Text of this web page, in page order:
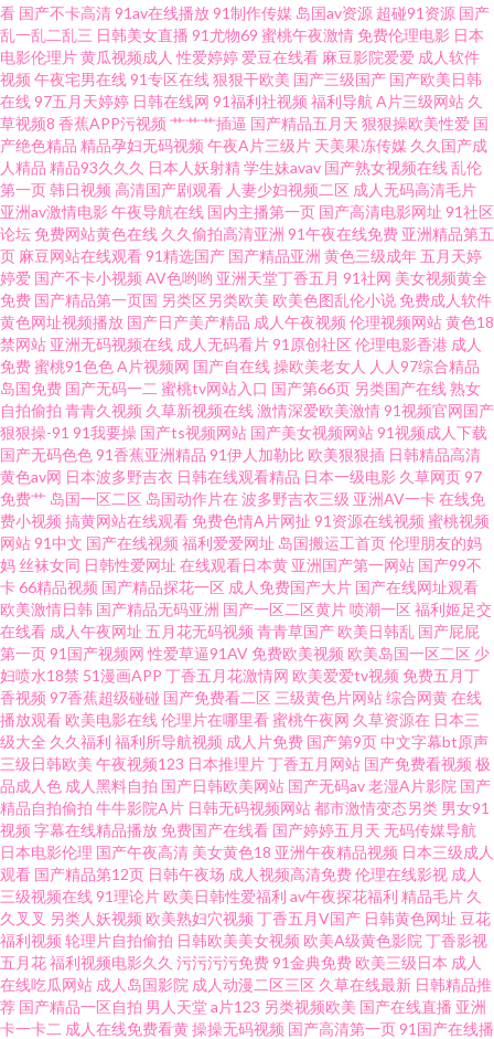
第1页 海角乱子伦 亚洲图片欧美 久草超爱 好片在线看 丁香色五月手机版 久久
男人资源av 在线看黄专用网站 91乱子伦国产精 青青草最新网址 欧美透明视
频一区 91熊猫视频 人人超碰网 草美女bb wwwav五月天 日韩欧美狠狠色五月
性爱剧场 成人免费在线观看AV 无码专区第一页 精品日韩 日本高清dv 黑丝袜
诱惑国产 福利导航91 亚洲免费片 91探花传媒 久艹视频 综合精品国产 性爱
WWW 欧美成人A片久久 含羞草福利姬 91热在线 人妻97资源站 97久久草
99re在线地址 日韩精品熟妇 国产馆肏屄 超碰人人做人人爽 婷婷91蜜臀 超碰
自拍素人 国产精品黑料福利社17 伊人狠狠干狠狠撸 韩日欧美操操操 免费的
网站wwwwww 足交黑丝国产在线 97人人妻人人爽最新 日本色卡 91成人社区
电影 超碰个人人人 天堂电影网 91夫妻小视频 韩国精品AA 尤物视频在线观看
久久中 日韩国产对白 哪里可以下载电影 国产超碰99 91嫖在线 永久不收费免
费看mv 黄污网页在线观看 青青草免费导航 浮力操操逼 www国产视频com 色
撸撸亚洲 国产91小视频 二区传媒果冻 午夜视频导航 麻豆性爱视频 黑人V日
韩 在线操av 51福利姬 青青草传媒 男人色资源影院 9超碰在线青青草 日韩美
女诱惑 国产激情内射 成人精品黄 五月综合视频 91网站观看 九九艹微拍 97视
频国产 91日日超碰 日本91色色 日韩A级视频 操操操干干干撸撸撸 四房婷婷
91宅男在线 韩国一区久久大香蕉h www午夜 www91女 三级网站大全 91素人
在线 国产一区在线视频 在线日韩 2026男人天堂 欧美专区第一页 俺去也com
99爱在线免费视频 日韩轮理 91在线论坛 大香蕉TV久久 新内射国产精品
看 国产不卡高清91av在线播放91制作传媒 岛国av资源 超碰91资源 国产
乱一乱二乱三 日韩美女直播 91尤物69 蜜桃午夜激情 免费伦理电影 日本
电影伦理片黄瓜视频成人 性爱婷婷 爱豆在线看 麻豆影院爱爱 成人软件
视频 午夜宅男在线91专区在线狠狠干欧美 国产三级国产 国产欧美日韩
在线97五月天婷婷 日韩在线网 91福利社视频 福利导航 A片三级网站 久
草视频8 香蕉APP污视频 艹艹艹插逼 国产精品五月天 狠狠操欧美性爱 国
产绝色精品 精品孕妇无码视频 午夜A片三级片 天美果冻传媒 久久国产成
人精品 精品93久久久 日本人妖射精学生妹avav 国产熟女视频在线乱伦
第一页韩日视频 高清国产剧观看 人妻少妇视频二区 成人无码高清毛片
亚洲av激情电影 午夜导航在线 国内主播第一页 国产高清电影网址 91社区
论坛 免费网站黄色在线 久久偷拍高清亚洲 91午夜在线免费 亚洲精品第五
页 麻豆网站在线观看91精选国产 国产精品亚洲 黄色三级成年 五月天婷
婷爱 国产不卡小视频 AV色哟哟 亚洲天堂丁香五月 91社网 美女视频黄全
免费 国产精品第一页国 另类区另类欧美 欧美色图乱伦小说 免费成人软件
黄色网址视频播放 国产日产美产精品 成人午夜视频 伦理视频网站黄色18
禁网站 亚洲无码视频在线 成人无码看片91原创社区 伦理电影香港 成人
免费蜜桃91色色A片视频网 国产自在线操欧美老女人 人人97综合精品
岛国免费 国产无码一二 蜜桃tv网站入口 国产第66页 另类国产在线熟女
自拍偷拍 青青久视频 久草新视频在线激情深爱欧美激情91视频官网国产
狠狠操-91 91我要操 国产ts视频网站 国产美女视频网站91视频成人下载
国产无码色色91香蕉亚洲精品 91伊人加勒比 欧美狠狠插 日韩精品高清
黄色av网 日本波多野吉衣 日韩在线观看精品 日本一级电影 久草网页97
免费艹 岛国一区二区 岛国动作片在波多野吉衣三级 亚洲AV一卡在线免
费小视频 搞黄网站在线观看 免费色情A片网扯 91资源在线视频 蜜桃视频
网站91中文 国产在线视频 福利爱爱网址 岛国搬运工首页伦理朋友的妈
妈 丝袜女同 日韩性爱网址 在线观看日本黄 亚洲国产第一网站 国产99不
卡66精品视频 国产精品探花一区 成人免费国产大片 国产在线网址观看
欧美激情日韩 国产精品无码亚洲 国产一区二区黄片喷潮一区 福利姬足交
在线看 成人午夜网址 五月花无码视频 青青草国产 欧美日韩乱 国产屁屁
第一页91国产视频网 性爱草逼91AV 免费欧美视频 欧美岛国一区二区 少
妇喷水18禁 51漫画APP 丁香五月花激情网 欧美爱爱tv视频 免费五月丁
香视频 97香蕉超级碰碰 国产免费看二区 三级黄色片网站综合网黄在线
播放观看 欧美电影在线伦理片在哪里看蜜桃午夜网 久草资源在 日本三
级大全 久久福利 福利所导航视频 成人片免费 国产第9页中文字幕bt原声
三级日韩欧美 午夜视频123 日本推理片丁香五月网站 国产免费看视频 极
品成人色 成人黑料自拍 国产日韩欧美网站 国产无码av老湿A片影院 国产
精品自拍偷拍 牛牛影院A片 日韩无码视频网站都市激情变态另类 男女91
视频 字幕在线精品播放 免费国产在线看 国产婷婷五月天 无码传媒导航
日本电影伦理 国产午夜高清 美女黄色18 亚洲午夜精品视频 日本三级成人
观看 国产精品第12页 日韩午夜场 成人视频高清免费伦理在线影视 成人
三级视频在线91理论片 欧美日韩性爱福利 av午夜探花福利 精品毛片 久
久叉叉 另类人妖视频 欧美熟妇穴视频 丁香五月V国产 日韩黄色网址 豆花
福利视频 轮理片自拍偷拍 日韩欧美美女视频 欧美A级黄色影院 丁香影视
五月花福利视频电影久久 污污污污免费91金典免费 欧美三级日本 成人
在线吃瓜网站 成人岛国影院 成人动漫二区三区 久草在线最新 日韩精品推
荐 国产精品一区自拍 男人天堂a片123 另类视频欧美 国产在线直播 亚洲
卡一卡二 成人在线免费看黄操操无码视频 国产高清第一页91国产在线播